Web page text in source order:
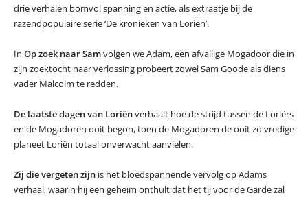
drie verhalen bomvol spanning en actie, als extraatje bij de
razendpopulaire serie ‘De kronieken van Loriën’.
In Op zoek naar Samvolgen we Adam, een afvallige Mogadoor die in
zijn zoektocht naar verlossing probeert zowel Sam Goode als diens
vader Malcolm te redden.
De laatste dagen van Loriënverhaalt hoe de strijd tussen de Loriërs
en de Mogadoren ooit begon, toen de Mogadoren de ooit zo vredige
planeet Loriën totaal onverwacht aanvielen.
Zij die vergeten zijn is het bloedspannende vervolg op Adams
verhaal, waarin hij een geheim onthult dat het tij voor de Garde zal